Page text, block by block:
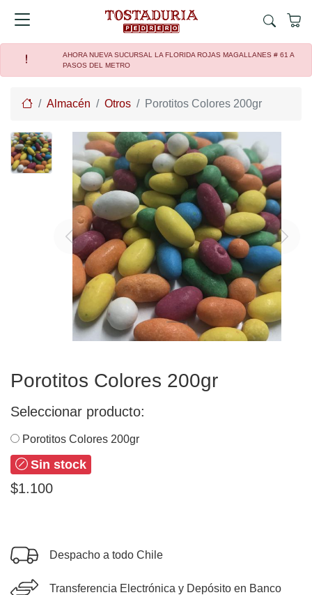
AHORA NUEVA SUCURSAL LA FLORIDA ROJAS MAGALLANES # 61 A
PASOS DEL METRO
HomeAlmacén Otros Porotitos Colores 200gr
Previous Next
Porotitos Colores 200gr
Seleccionar producto:
Porotitos Colores 200gr
Sin stock
$1.100
Despacho a todo Chile
Transferencia Electrónica y Depósito en Banco